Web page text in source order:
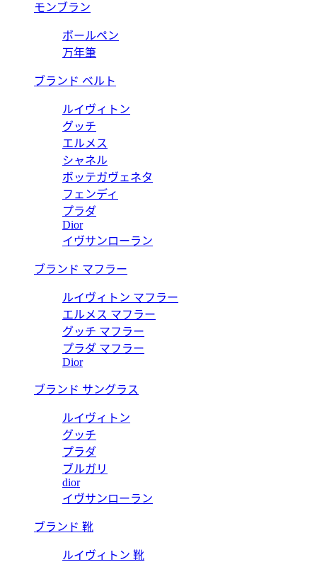
モンブラン
ボールペン
万年筆
ブランド ベルト
ルイヴィトン
グッチ
エルメス
シャネル
ボッテガヴェネタ
フェンディ
プラダ
Dior
イヴサンローラン
ブランド マフラー
ルイヴィトン マフラー
エルメス マフラー
グッチ マフラー
プラダ マフラー
Dior
ブランド サングラス
ルイヴィトン
グッチ
プラダ
ブルガリ
dior
イヴサンローラン
ブランド 靴
ルイヴィトン 靴